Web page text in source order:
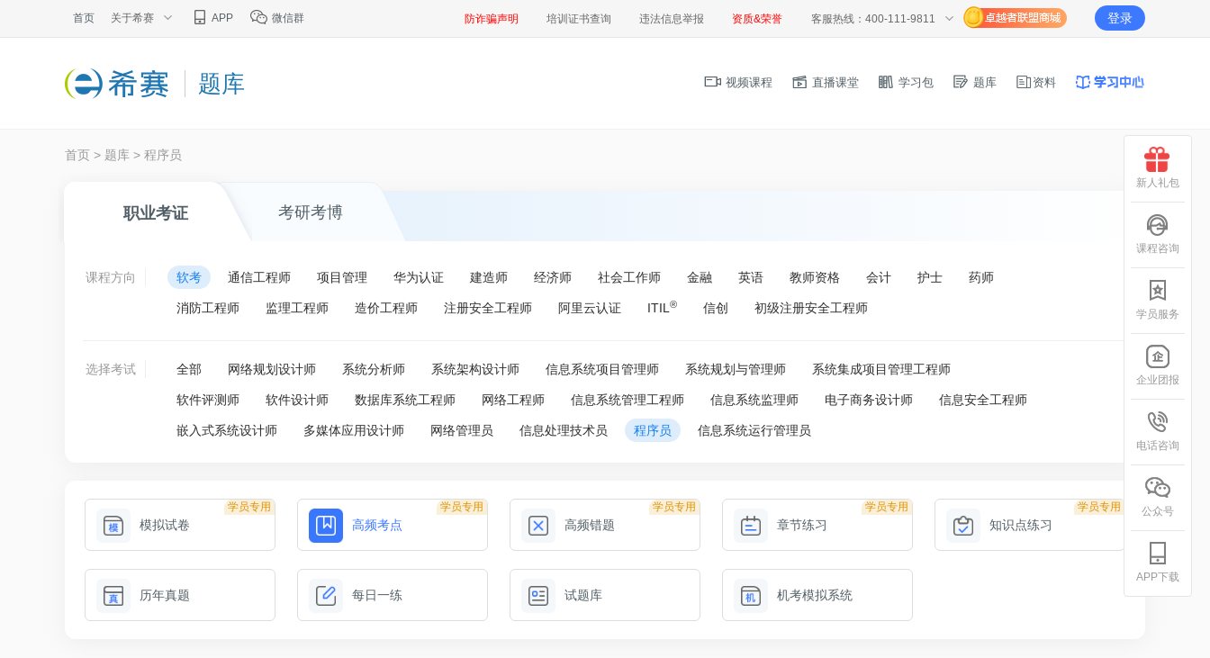
首页 关于希赛 APP 微信群 防诈骗声明 培训证书查询 违法信息举报 资质&荣誉 客服热线：400-111-9811 登录
题库 视频课程 直播课堂 学习包 题库 资料
首页 > 题库 > 程序员
职业考证 考研考博
课程方向 软考 通信工程师 项目管理 华为认证 建造师 经济师 社会工作师 金融 英语 教师资格 会计 护士 药师
消防工程师 监理工程师 造价工程师 注册安全工程师 阿里云认证 ITIL ® 信创 初级注册安全工程师
选择考试 全部 网络规划设计师 系统分析师 系统架构设计师 信息系统项目管理师 系统规划与管理师 系统集成项目管理工程师
软件评测师 软件设计师 数据库系统工程师 网络工程师 信息系统管理工程师 信息系统监理师 电子商务设计师 信息安全工程师
嵌入式系统设计师 多媒体应用设计师 网络管理员 信息处理技术员 程序员 信息系统运行管理员
学员专用
模拟试卷
学员专用
高频考点
学员专用
高频错题
学员专用
章节练习
学员专用
知识点练习
历年真题 每日一练 试题库 机考模拟系统
新人礼包
课程咨询
学员服务
企业团报
电话咨询
公众号
APP下载